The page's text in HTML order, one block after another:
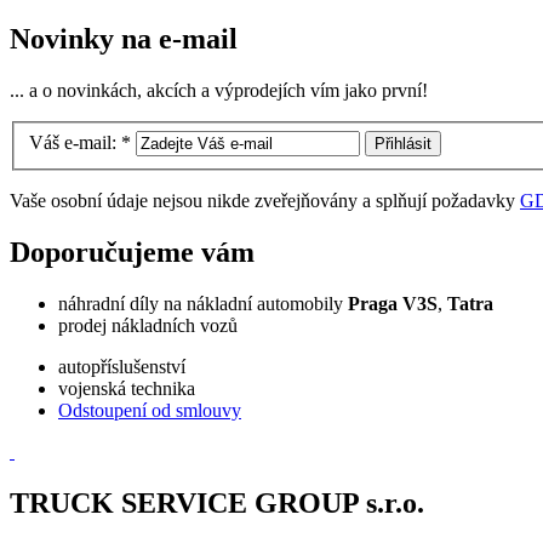
Novinky na e-mail
... a o novinkách, akcích a výprodejích vím jako první!
Váš e-mail: *
Vaše osobní údaje nejsou nikde zveřejňovány a splňují požadavky
Doporučujeme vám
náhradní díly na nákladní automobily Praga V3S, Tatra
prodej nákladních vozů
autopříslušenství
vojenská technika
Odstoupení od smlouvy
TRUCK SERVICE GROUP s.r.o.